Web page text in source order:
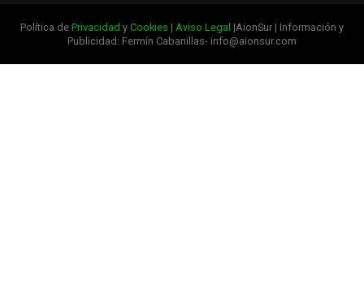
Política de Privacidad y Cookies | Aviso Legal |AionSur | Información y
Publicidad: Fermín Cabanillas- info@aionsur.com